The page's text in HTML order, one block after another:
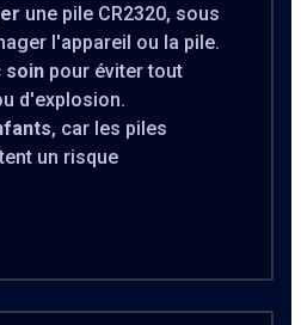
une pile CR2320, sous
l'appareil ou la pile.
soin pour éviter tout
d'explosion.
, car les piles
un risque